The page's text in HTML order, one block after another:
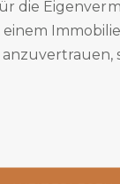
eines
die